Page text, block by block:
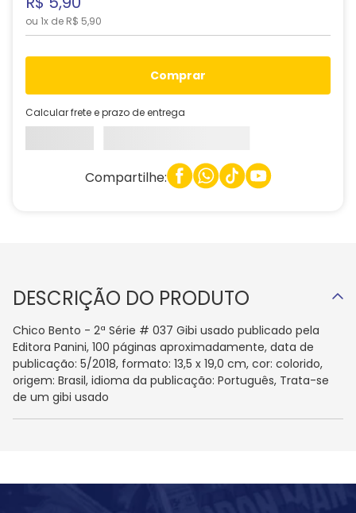
ou 1x de R$ 5,90
comprar
Calcular frete e prazo de entrega
Compartilhe:
DESCRIÇÃO DO PRODUTO
Chico Bento - 2ª Série # 037 Gibi usado publicado pela
Editora Panini, 100 páginas aproximadamente, data de
publicação: 5/2018, formato: 13,5 x 19,0 cm, cor: colorido,
origem: Brasil, idioma da publicação: Português, Trata-se
de um gibi usado